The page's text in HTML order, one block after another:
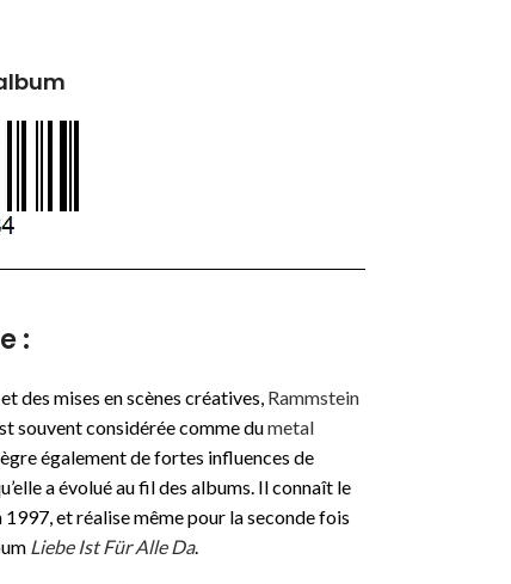
:
des mises en scènes créatives, Rammstein
souvent considérée comme dumetal
également de fortes influences de
a évolué au fil des albums. Il connaît le
1997, et réalise même pour la seconde fois
Liebe Ist Für Alle Da.